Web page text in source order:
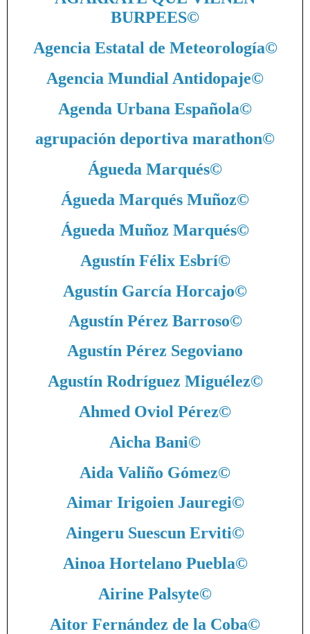
BURPEES©
Agencia Estatal de Meteorología©
Agencia Mundial Antidopaje©
Agenda Urbana Española©
agrupación deportiva marathon©
Águeda Marqués©
Águeda Marqués Muñoz©
Águeda Muñoz Marqués©
Agustín Félix Esbrí©
Agustín García Horcajo©
Agustín Pérez Barroso©
Agustín Pérez Segoviano
Agustín Rodríguez Miguélez©
Ahmed Oviol Pérez©
Aicha Bani©
Aida Valiño Gómez©
Aimar Irigoien Jauregi©
Aingeru Suescun Erviti©
Ainoa Hortelano Puebla©
Airine Palsyte©
Aitor Fernández de la Coba©